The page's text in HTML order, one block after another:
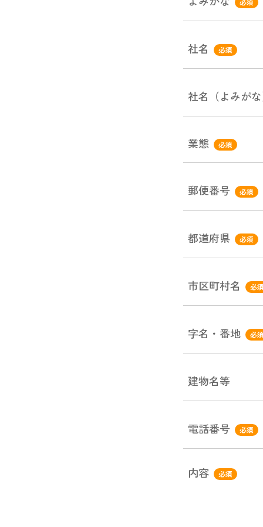
必須
社名 必須
社名（よみが
業態 必須
郵便番号 必須
都道府県 必須
市区町村名 必
字名・番地 必
建物名等
電話番号 必須
内容 必須